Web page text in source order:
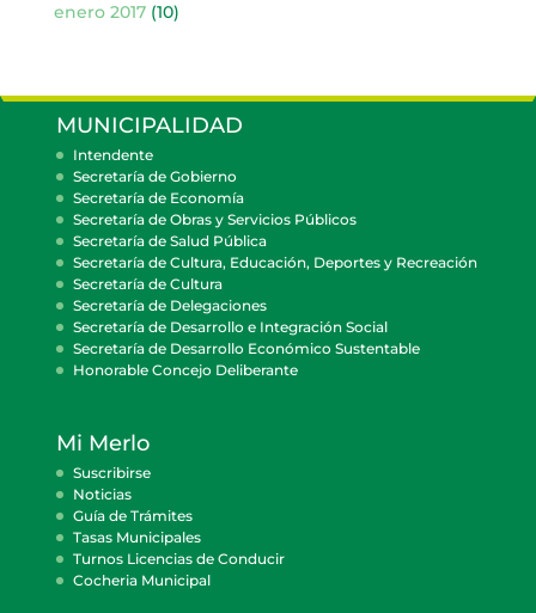
enero 2017(10)
MUNICIPALIDAD
Intendente
Secretaría de Gobierno
Secretaría de Economía
Secretaría de Obras y Servicios Públicos
Secretaría de Salud Pública
Secretaría de Cultura, Educación, Deportes y Recreación
Secretaría de Cultura
Secretaría de Delegaciones
Secretaría de Desarrollo e Integración Social
Secretaría de Desarrollo Económico Sustentable
Honorable Concejo Deliberante
Mi Merlo
Suscribirse
Noticias
Guía de Trámites
Tasas Municipales
Turnos Licencias de Conducir
Cocheria Municipal